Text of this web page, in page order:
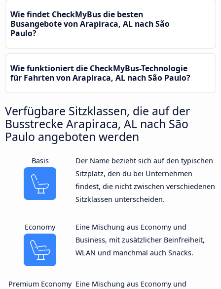
Wie findet CheckMyBus die besten
Busangebote von Arapiraca, AL nach São
Paulo?
Wie funktioniert die CheckMyBus-Technologie
für Fahrten von Arapiraca, AL nach São Paulo?
Verfügbare Sitzklassen, die auf der
Busstrecke Arapiraca, AL nach São
Paulo angeboten werden
Basis
Der Name bezieht sich auf den typischen
Sitzplatz, den du bei Unternehmen
findest, die nicht zwischen verschiedenen
Sitzklassen unterscheiden.
Economy
Eine Mischung aus Economy und
Business, mit zusätzlicher Beinfreiheit,
WLAN und manchmal auch Snacks.
Premium Economy Eine Mischung aus Economy und